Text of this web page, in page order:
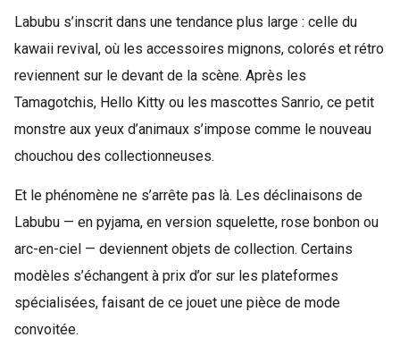
Labubu s’inscrit dans une tendance plus large : celle du
kawaii revival, où les accessoires mignons, colorés et rétro
reviennent sur le devant de la scène. Après les
Tamagotchis, Hello Kitty ou les mascottes Sanrio, ce petit
monstre aux yeux d’animaux s’impose comme le nouveau
chouchou des collectionneuses.
Et le phénomène ne s’arrête pas là. Les déclinaisons de
Labubu — en pyjama, en version squelette, rose bonbon ou
arc-en-ciel — deviennent objets de collection. Certains
modèles s’échangent à prix d’or sur les plateformes
spécialisées, faisant de ce jouet une pièce de mode
convoitée.